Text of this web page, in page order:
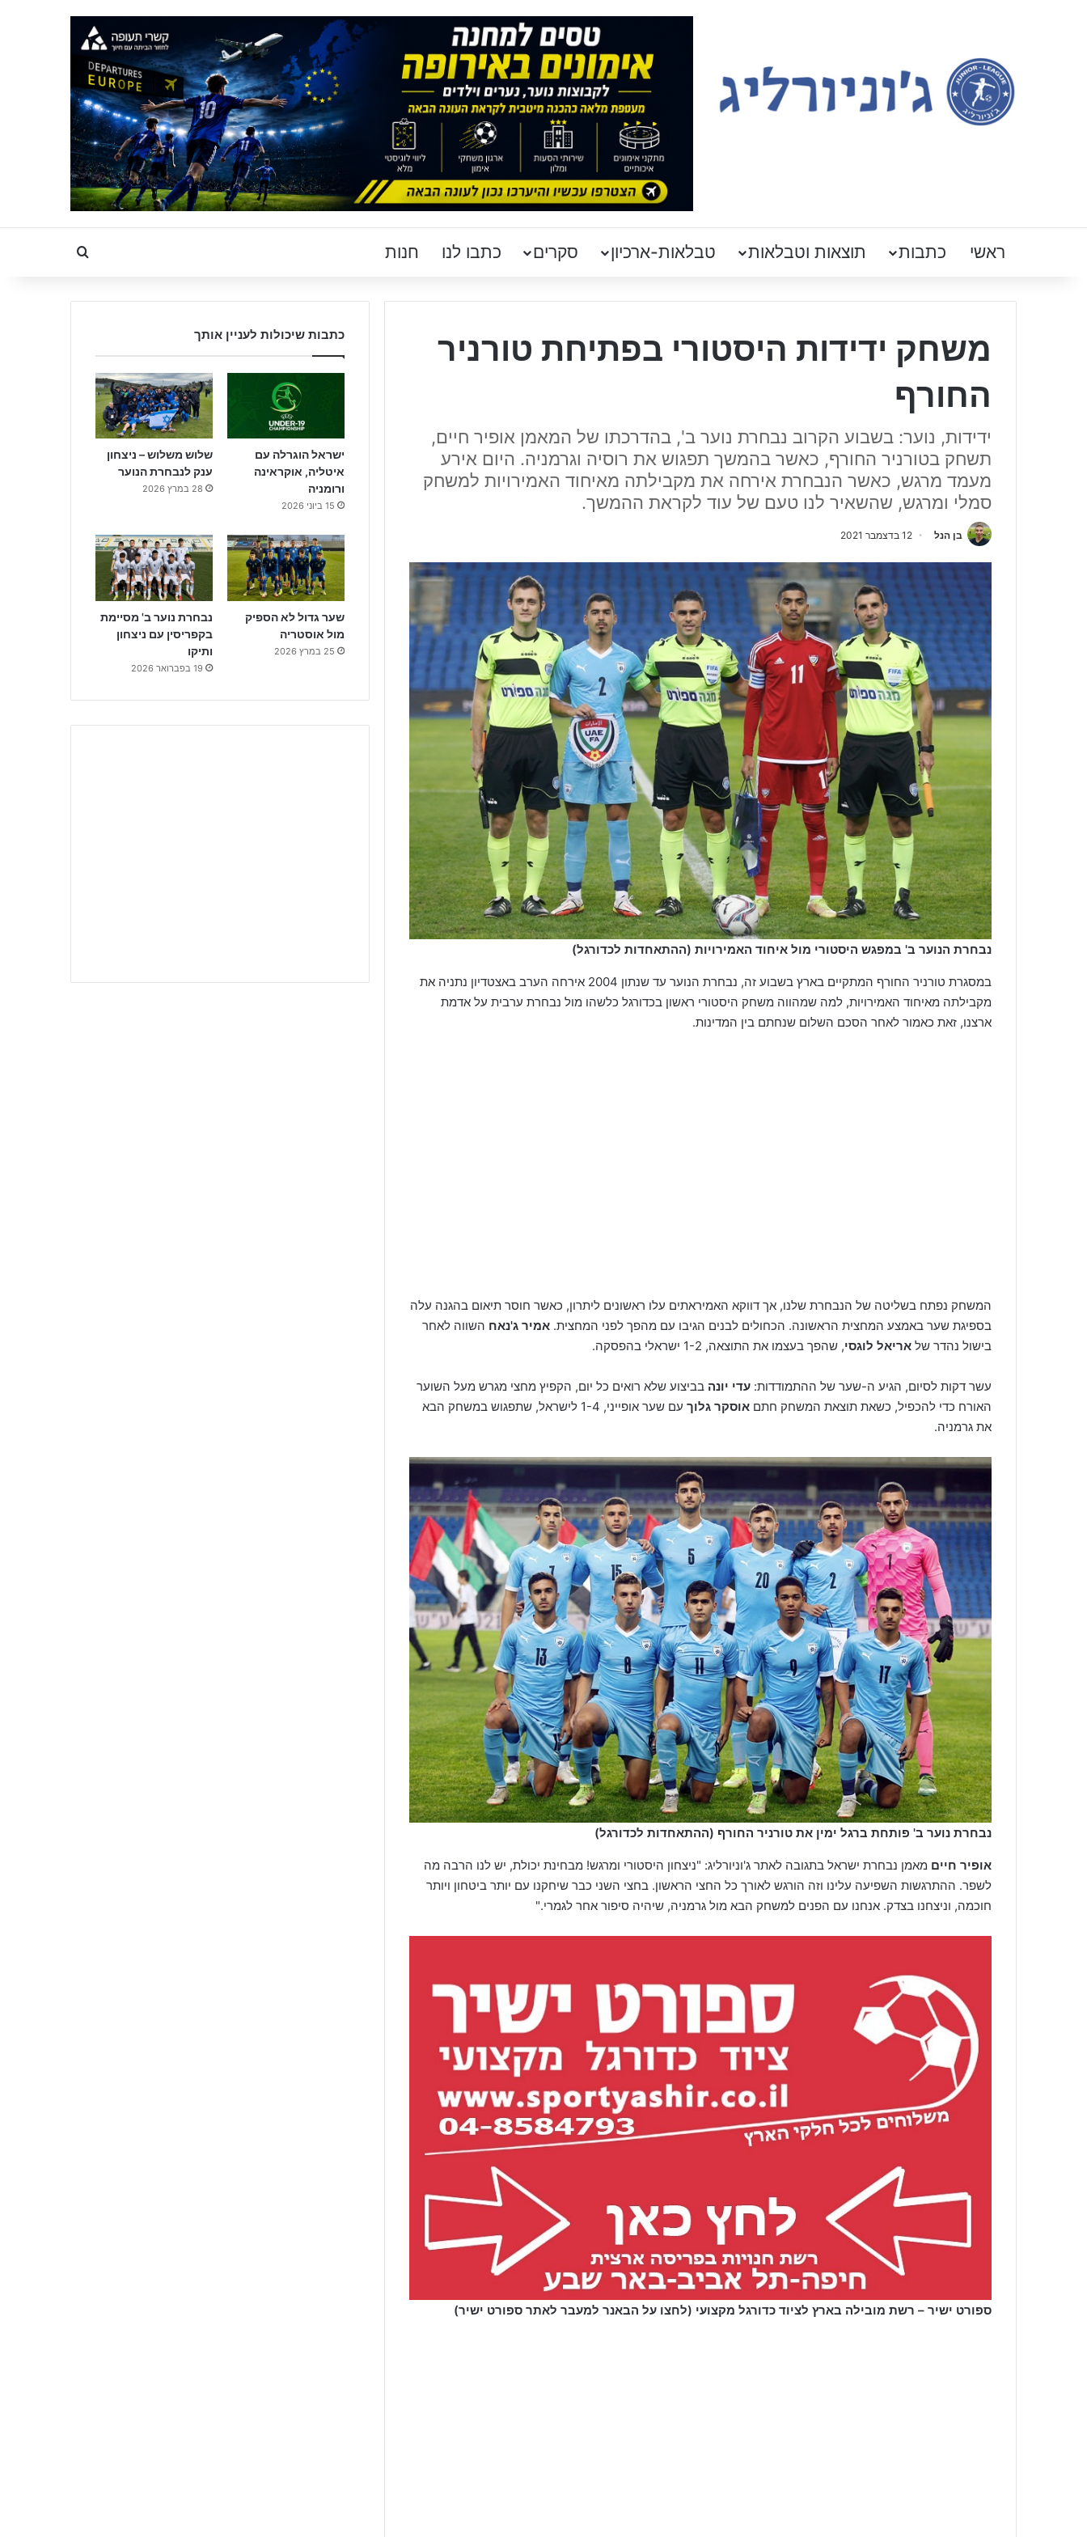
ראשי כתבות תוצאות וטבלאות טבלאות-ארכיון סקרים כתבו לנו חנות Search for
משחק ידידות היסטורי בפתיחת טורניר
החורף
ידידות, נוער: בשבוע הקרוב נבחרת נוער ב', בהדרכתו של המאמן אופיר חיים,
תשחק בטורניר החורף, כאשר בהמשך תפגוש את רוסיה וגרמניה. היום אירע
מעמד מרגש, כאשר הנבחרת אירחה את מקבילתה מאיחוד האמירויות למשחק
סמלי ומרגש, שהשאיר לנו טעם של עוד לקראת ההמשך.
בן הנל 12 בדצמבר 2021
נבחרת הנוער ב' במפגש היסטורי מול איחוד האמירויות (ההתאחדות לכדורגל)
במסגרת טורניר החורף המתקיים בארץ בשבוע זה, נבחרת הנוער עד שנתון 2004 אירחה הערב באצטדיון נתניה את
מקבילתה מאיחוד האמירויות, למה שמהווה משחק היסטורי ראשון בכדורגל כלשהו מול נבחרת ערבית על אדמת
ארצנו, זאת כאמור לאחר הסכם השלום שנחתם בין המדינות.
המשחק נפתח בשליטה של הנבחרת שלנו, אך דווקא האמיראתים עלו ראשונים ליתרון, כאשר חוסר תיאום בהגנה עלה
בספיגת שער באמצע המחצית הראשונה. הכחולים לבנים הגיבו עם מהפך לפני המחצית. אמיר ג'נאח השווה לאחר
בישול נהדר של אריאל לוגסי, שהפך בעצמו את התוצאה, 1-2 ישראלי בהפסקה.
עשר דקות לסיום, הגיע ה-שער של ההתמודדות: עדי יונה בביצוע שלא רואים כל יום, הקפיץ מחצי מגרש מעל השוער
האורח כדי להכפיל, כשאת תוצאת המשחק חתם אוסקר גלוך
עם שער אופייני, 1-4 לישראל, שתפגוש במשחק הבא
את גרמניה.
נבחרת נוער ב' פותחת ברגל ימין את טורניר החורף (ההתאחדות לכדורגל)
אופיר חיים מאמן נבחרת ישראל בתגובה לאתר ג'וניורליג: "ניצחון היסטורי ומרגש! מבחינת יכולת, יש לנו הרבה מה
לשפר. ההתרגשות השפיעה עלינו וזה הורגש לאורך כל החצי הראשון. בחצי השני כבר שיחקנו עם יותר ביטחון ויותר
חוכמה, וניצחנו בצדק. אנחנו עם הפנים למשחק הבא מול גרמניה, שיהיה סיפור אחר לגמרי."
ספורט ישיר – רשת מובילה בארץ לציוד כדורגל מקצועי (לחצו על הבאנר למעבר לאתר ספורט ישיר)
כתבות שיכולות לעניין אותך
ישראל הוגרלה עם
איטליה, אוקראינה
ורומניה
15 ביוני 2026
שלוש משלוש – ניצחון
ענק לנבחרת הנוער
28 במרץ 2026
שער גדול לא הספיק
מול אוסטריה
25 במרץ 2026
נבחרת נוער ב' מסיימת
בקפריסין עם ניצחון
ותיקו
19 בפברואר 2026